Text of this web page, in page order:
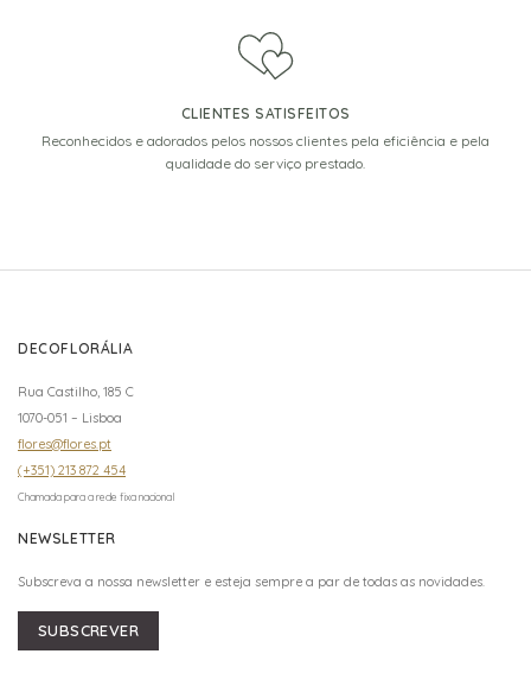
CLIENTES SATISFEITOS
Reconhecidos e adorados pelos nossos clientes pela eficiência e pela
qualidade do serviço prestado.
DECOFLORÁLIA
Rua Castilho, 185 C
1070-051 – Lisboa
flores@flores.pt
(+351) 213 872 454
Chamada para a rede fixa nacional
NEWSLETTER
Subscreva a nossa newsletter e esteja sempre a par de todas as novidades.
SUBSCREVER